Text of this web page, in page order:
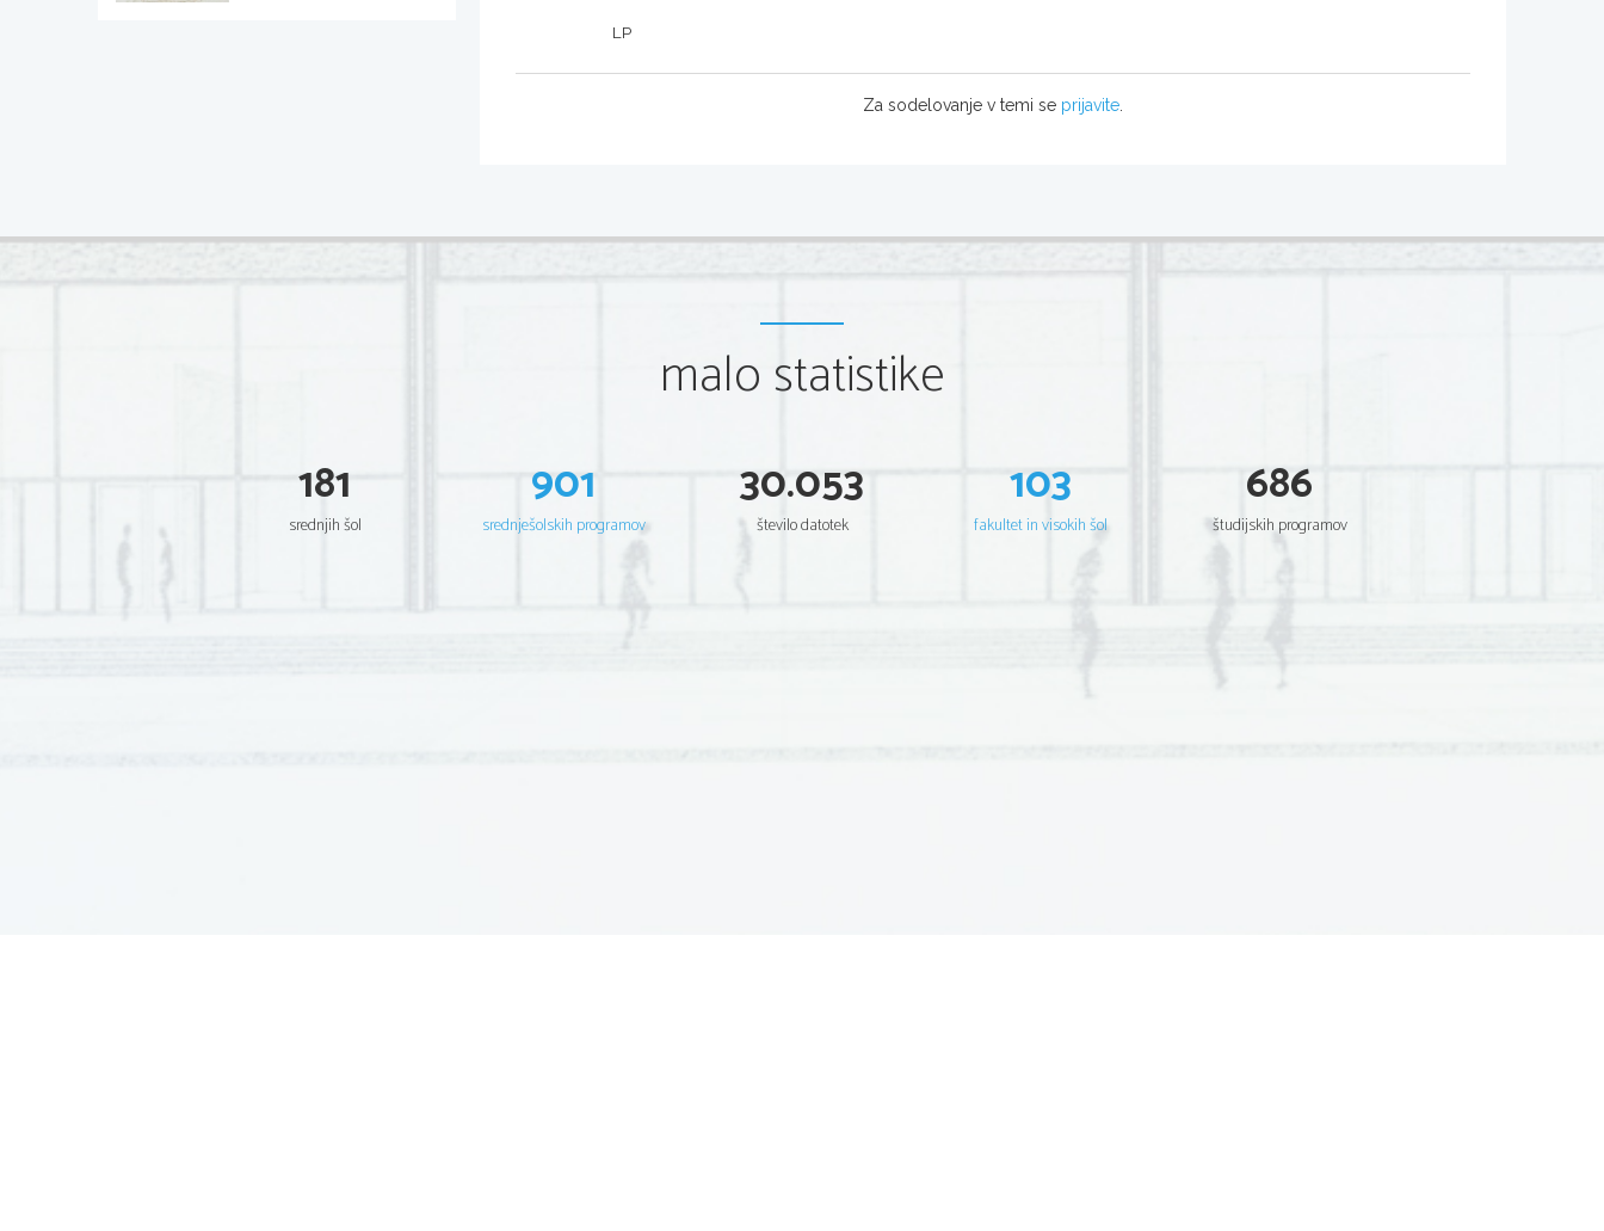
LP
Za sodelovanje v temi se prijavite
malo statistike
181
srednjih šol
901
srednješolskih programov
30.053
število datotek
103
fakultet in visokih šol
686
študijskih programov